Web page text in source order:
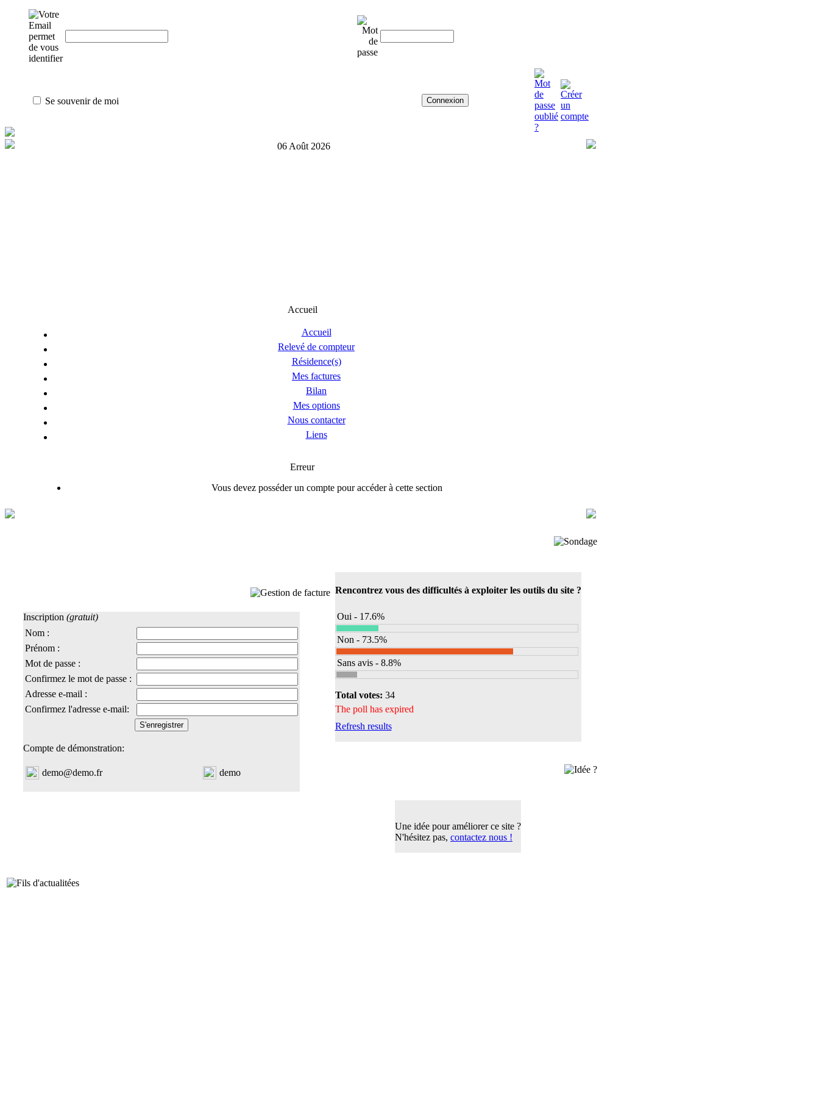
Se souvenir de moi
06 Août 2026
Accueil
Accueil
Relevé de compteur
Résidence(s)
Mes factures
Bilan
Mes options
Nous contacter
Liens
Erreur
Vous devez posséder un compte pour accéder à cette section
Inscription (gratuit)
Nom :
Prénom :
Mot de passe :
Confirmez le mot de passe :
Adresse e-mail :
Confirmez l'adresse e-mail:
S'enregistrer
Compte de démonstration:
demo@demo.fr demo
Rencontrez vous des difficultés à exploiter les outils du site ?
Oui - 17.6%
Non - 73.5%
Sans avis - 8.8%
Total votes: 34
The poll has expired
Refresh results
Une idée pour améliorer ce site ?
N'hésitez pas, contactez nous !